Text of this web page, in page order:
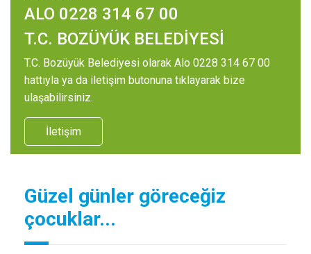
ALO 0228 314 67 00
T.C. BOZÜYÜK BELEDİYESİ
T.C. Bozüyük Belediyesi olarak Alo 0228 314 67 00
hattıyla ya da iletişim butonuna tıklayarak bize
ulaşabilirsiniz.
İletişim
Güzel günler göreceğiz
çocuklar...